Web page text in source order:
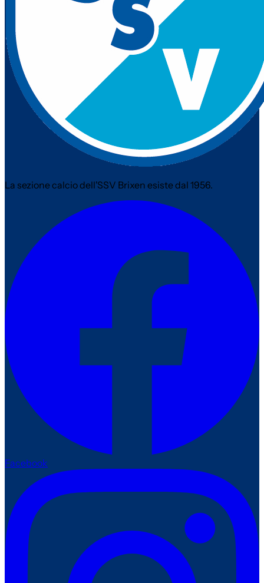
La sezione calcio dell'SSV Brixen esiste dal 1956.
Facebook